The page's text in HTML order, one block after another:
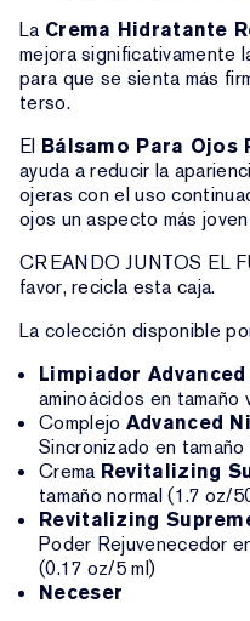
La Crema Hidratante
mejora significativamente
para que se sienta más
terso.
El Bálsamo Para Ojos
ayuda a reducir la
ojeras con el uso
ojos un aspecto más
CREANDO JUNTOS EL
favor, recicla esta caja.
La colección disponible
Limpiador
aminoácidos en tamaño
Complejo Advanced
Sincronizado en
Crema Revitalizing
tamaño normal (1.7 oz/
Revitalizing
Poder Rejuvenecedor
(0.17 oz/5 ml)
Neceser